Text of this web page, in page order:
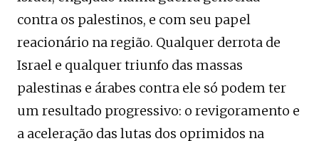
contra os palestinos, e com seu papel
reacionário na região. Qualquer derrota de
Israel e qualquer triunfo das massas
palestinas e árabes contra ele só podem ter
um resultado progressivo: o revigoramento e
a aceleração das lutas dos oprimidos na